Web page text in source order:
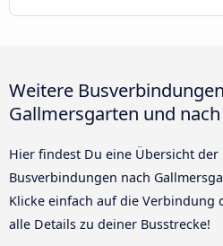
Weitere
Gallmersgarten und
Hier findest Du eine Übersicht der
Busverbindungen nach
Klicke einfach auf die Verbindung
alle Details zu deiner Busstrecke!